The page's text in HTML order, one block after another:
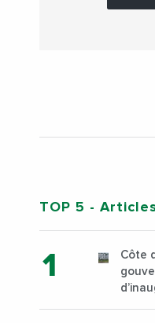
TOP 5 -
Côte